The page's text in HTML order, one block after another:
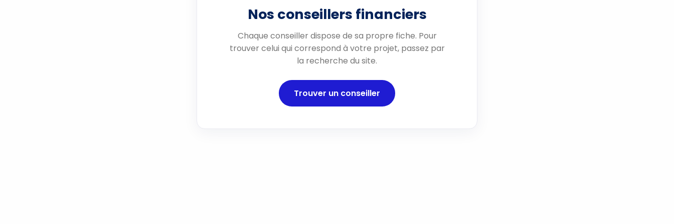
Nos conseillers financiers
Chaque conseiller dispose de sa propre fiche. Pour
trouver celui qui correspond à votre projet, passez par
la recherche du site.
Trouver un conseiller